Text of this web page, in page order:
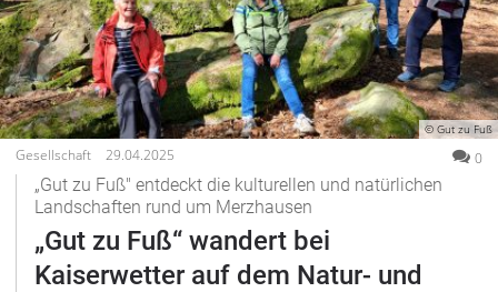
© Gut zu Fuß
Gesellschaft 29.04.2025 0
„Gut zu Fuß" entdeckt die kulturellen und natürlichen
Landschaften rund um Merzhausen
„Gut zu Fuß“ wandert bei
Kaiserwetter auf dem Natur- und